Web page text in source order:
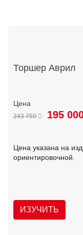
Торшер Аврил
243 750 195
Цена указана на
ориентировочной.
ИЗУЧИТЬ